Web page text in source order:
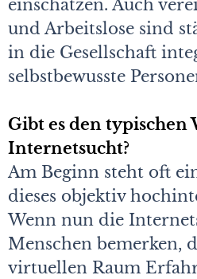
einschätzen. Auch
und Arbeitslose sind
in die Gesellschaft
selbstbewusste
Gibt es den typischen
Internetsucht?
Am Beginn steht oft
dieses objektiv
Wenn nun die
Menschen bemerken,
virtuellen Raum